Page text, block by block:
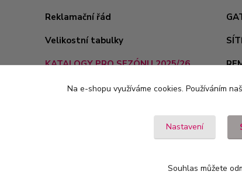
Reklamační řád
Velikostní tabulky
KATALOGY PRO SEZÓNU 2025/26
Na e-shopu využíváme cookies. Používáním
Nastavení
Souhlas můžete